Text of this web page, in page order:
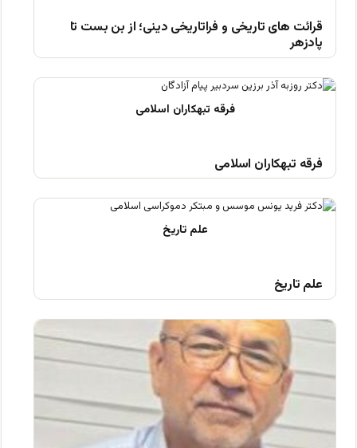
قرائت های تاریخی و فراتاریخی دینی؛ از بن بست تا
پادزهر
فرقه تبهکاران اسلامی
علم تاریخ